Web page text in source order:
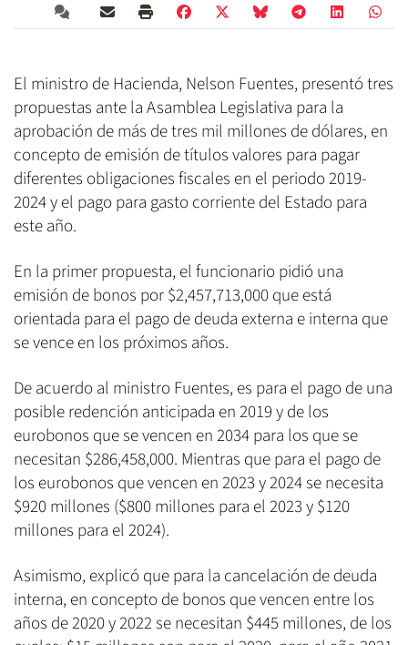
El ministro de Hacienda, Nelson Fuentes, presentó tres
propuestas ante la Asamblea Legislativa para la
aprobación de más de tres mil millones de dólares, en
concepto de emisión de títulos valores para pagar
diferentes obligaciones fiscales en el periodo 2019-
2024 y el pago para gasto corriente del Estado para
este año.
En la primer propuesta, el funcionario pidió una
emisión de bonos por $2,457,713,000 que está
orientada para el pago de deuda externa e interna que
se vence en los próximos años.
De acuerdo al ministro Fuentes, es para el pago de una
posible redención anticipada en 2019 y de los
eurobonos que se vencen en 2034 para los que se
necesitan $286,458,000. Mientras que para el pago de
los eurobonos que vencen en 2023 y 2024 se necesita
$920 millones ($800 millones para el 2023 y $120
millones para el 2024).
Asimismo, explicó que para la cancelación de deuda
interna, en concepto de bonos que vencen entre los
años de 2020 y 2022 se necesitan $445 millones, de los